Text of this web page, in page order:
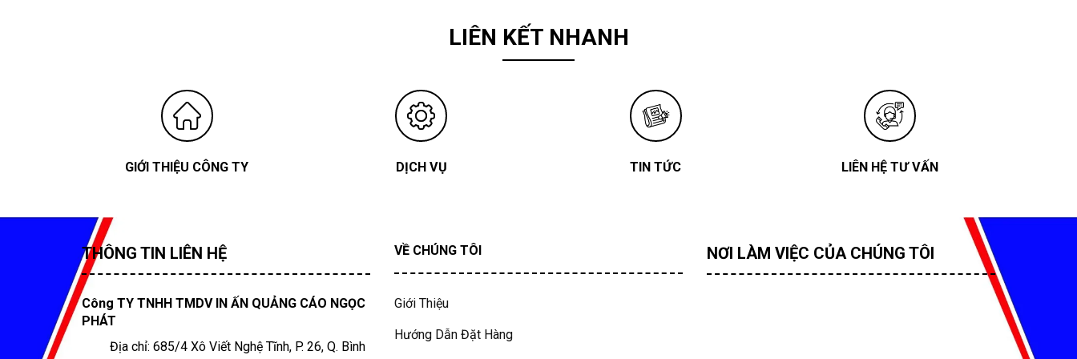
LIÊN KẾT NHANH
GIỚI THIỆU CÔNG TY DỊCH VỤ TIN TỨC LIÊN HỆ TƯ VẤN
THÔNG TIN LIÊN HỆ
Công TY TNHH TMDV IN ẤN QUẢNG CÁO NGỌC
PHÁT
Địa chỉ: 685/4 Xô Viết Nghệ Tĩnh, P. 26, Q. Bình
VỀ CHÚNG TÔI
Giới Thiệu
Hướng Dẫn Đặt Hàng
NƠI LÀM VIỆC CỦA CHÚNG TÔI